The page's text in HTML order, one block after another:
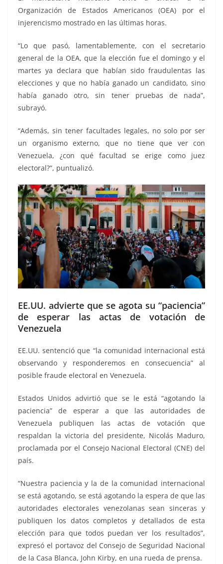
Organización de Estados Americanos (OEA) por el
injerencismo mostrado en las últimas horas.
“Lo que pasó, lamentablemente, con el secretario
general de la OEA, que la elección fue el domingo y el
martes ya declara que habían sido fraudulentas las
elecciones y que no había ganado un candidato, sino
había ganado otro, sin tener pruebas de nada”,
subrayó.
“Además, sin tener facultades legales, no solo por ser
un organismo externo, que no tiene que ver con
Venezuela, ¿con qué facultad se erige como juez
electoral?”, puntualizó.
EE.UU. advierte que se agota su “paciencia”
de esperar las actas de votación de
Venezuela
EE.UU. sentenció que “la comunidad internacional está
observando y responderemos en consecuencia” al
posible fraude electoral en Venezuela.
Estados Unidos advirtió que se le está “agotando la
paciencia” de esperar a que las autoridades de
Venezuela publiquen las actas de votación que
respaldan la victoria del presidente, Nicolás Maduro,
proclamada por el Consejo Nacional Electoral (CNE) del
país.
“Nuestra paciencia y la de la comunidad internacional
se está agotando, se está agotando la espera de que las
autoridades electorales venezolanas sean sinceras y
publiquen los datos completos y detallados de esta
elección para que todos puedan ver los resultados”,
expresó el portavoz del Consejo de Seguridad Nacional
de la Casa Blanca, John Kirby, en una rueda de prensa.